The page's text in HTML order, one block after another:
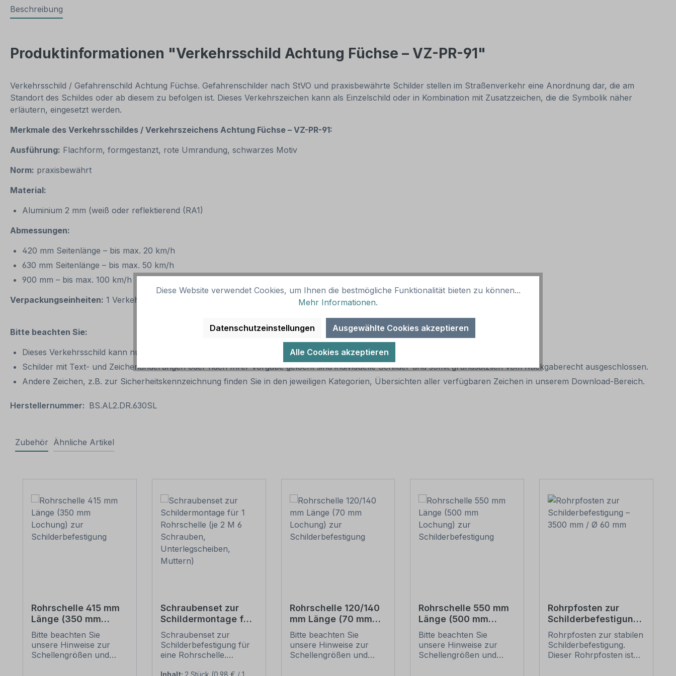
Beschreibung
Produktinformationen "Verkehrsschild Achtung Füchse – VZ-PR-91"
Verkehrsschild / Gefahrenschild Achtung Füchse. Gefahrenschilder nach StVO und praxisbewährte Schilder stellen im Straßenverkehr eine Anordnung dar, die am
Standort des Schildes oder ab diesem zu befolgen ist. Dieses Verkehrszeichen kann als Einzelschild oder in Kombination mit Zusatzzeichen, die die Symbolik näher
erläutern, eingesetzt werden.
Merkmale des Verkehrsschildes / Verkehrszeichens Achtung Füchse – VZ-PR-91:
Ausführung: Flachform, formgestanzt, rote Umrandung, schwarzes Motiv
Norm: praxisbewährt
Material:
Aluminium 2 mm (weiß oder reflektierend (RA1)
Abmessungen:
420 mm Seitenlänge – bis max. 20 km/h
630 mm Seitenlänge – bis max. 50 km/h
900 mm – bis max. 100 km/h
Verpackungseinheiten: 1 Verkehrszeichen / Verkehrsschild
Bitte beachten Sie:
Dieses Verkehrsschild kann nur unverändert gemäß der Artikelabbildung bestellt werden.
Schilder mit Text- und Zeichenänderungen oder nach Ihrer Vorgabe gelocht sind individuelle Schilder und somit grundsätzlich vom Rückgaberecht ausgeschlossen.
Andere Zeichen, z.B. zur Sicherheitskennzeichnung finden Sie in den jeweiligen Kategorien, Übersichten aller verfügbaren Zeichen in unserem Download-Bereich.
Herstellernummer: BS.AL2.DR.630SL
Zubehör Ähnliche Artikel
Rohrschelle 415 mm
Länge (350 mm
Lochung) zur
Schilderbefestigung
Bitte beachten Sie
unsere Hinweise zur
Schellengrößen und
Schraubenset zur
Schildermontage für
1 Rohrschelle (je 2 M
6 Schrauben,
Unterlegscheiben,
Schraubenset zur
Schilderbefestigung für
eine Rohrschelle.
Inhalt: 2 Stück (0,98 € / 1
Rohrschelle 120/140
mm Länge (70 mm
Lochung) zur
Schilderbefestigung
Bitte beachten Sie
unsere Hinweise zur
Schellengrößen und
Rohrschelle 550 mm
Länge (500 mm
Lochung) zur
Schilderbefestigung
Bitte beachten Sie
unsere Hinweise zur
Schellengrößen und
Rohrpfosten zur
Schilderbefestigung
– 3500 mm / Ø 60
mm
Rohrpfosten zur stabilen
Schilderbefestigung.
Dieser Rohrpfosten ist
Diese Website verwendet Cookies, um Ihnen die bestmögliche Funktionalität bieten zu können...
Mehr Informationen.
Datenschutzeinstellungen Ausgewählte Cookies akzeptieren
Alle Cookies akzeptieren